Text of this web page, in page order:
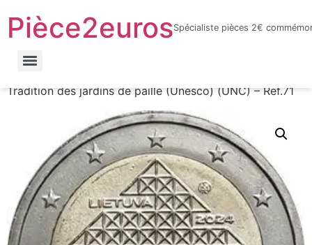
LnyacO_HdHZmhxKtnaFXQuhcbF-jYnbRWJOFBf_6sYY
Pièce2eurosSpécialiste pièces 2€
Tradition des jardins de paille (Unesco) (UNC) – Réf.71